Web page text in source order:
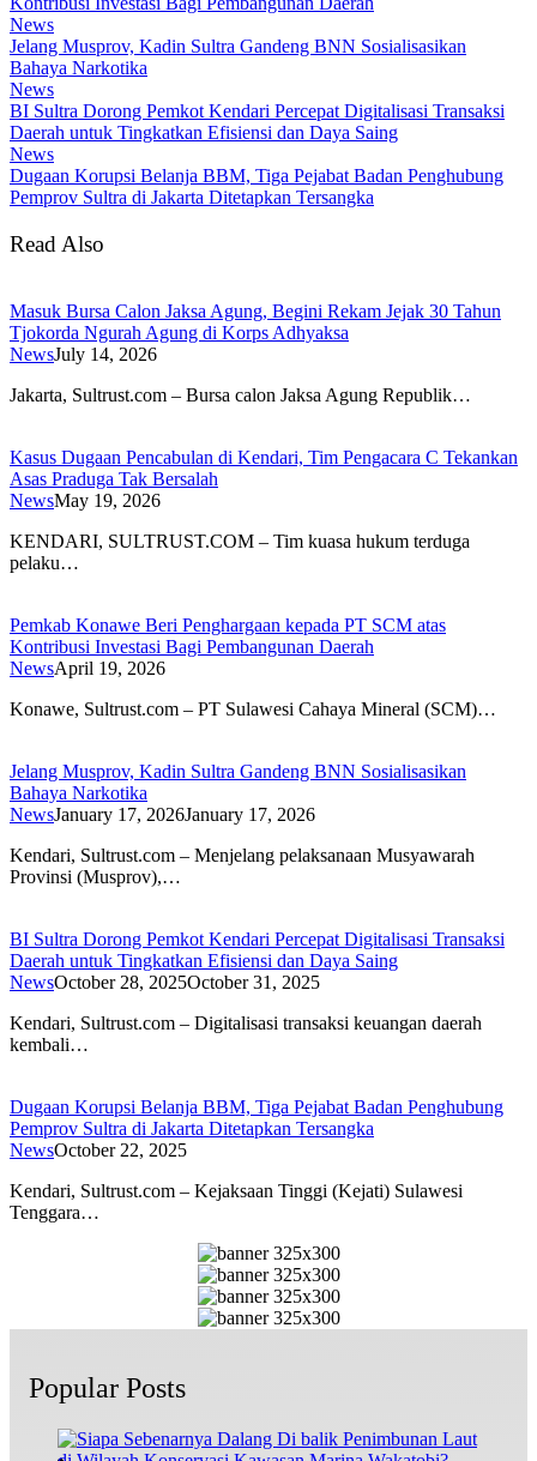
News
Jelang Musprov, Kadin Sultra Gandeng BNN Sosialisasikan
Bahaya Narkotika
News
BI Sultra Dorong Pemkot Kendari Percepat Digitalisasi Transaksi
Daerah untuk Tingkatkan Efisiensi dan Daya Saing
News
Dugaan Korupsi Belanja BBM, Tiga Pejabat Badan Penghubung
Pemprov Sultra di Jakarta Ditetapkan Tersangka
Read Also
Masuk Bursa Calon Jaksa Agung, Begini Rekam Jejak 30 Tahun
Tjokorda Ngurah Agung di Korps Adhyaksa
NewsJuly 14, 2026
​Jakarta, Sultrust.com – Bursa calon Jaksa Agung Republik…
Kasus Dugaan Pencabulan di Kendari, Tim Pengacara C Tekankan
Asas Praduga Tak Bersalah
NewsMay 19, 2026
KENDARI, SULTRUST.COM – Tim kuasa hukum terduga
pelaku…
Pemkab Konawe Beri Penghargaan kepada PT SCM atas
Kontribusi Investasi Bagi Pembangunan Daerah
NewsApril 19, 2026
Konawe, Sultrust.com – PT Sulawesi Cahaya Mineral (SCM)…
Jelang Musprov, Kadin Sultra Gandeng BNN Sosialisasikan
Bahaya Narkotika
NewsJanuary 17, 2026January 17, 2026
Kendari, Sultrust.com – Menjelang pelaksanaan Musyawarah
Provinsi (Musprov),…
BI Sultra Dorong Pemkot Kendari Percepat Digitalisasi Transaksi
Daerah untuk Tingkatkan Efisiensi dan Daya Saing
NewsOctober 28, 2025October 31, 2025
Kendari, Sultrust.com – Digitalisasi transaksi keuangan daerah
kembali…
Dugaan Korupsi Belanja BBM, Tiga Pejabat Badan Penghubung
Pemprov Sultra di Jakarta Ditetapkan Tersangka
NewsOctober 22, 2025
Kendari, Sultrust.com – Kejaksaan Tinggi (Kejati) Sulawesi
Tenggara…
Popular Posts